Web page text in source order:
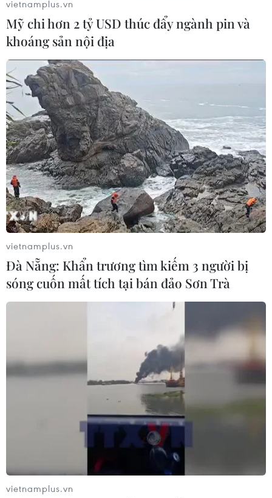
#vật tư y tế #thiếu thuốc
#bệnh viện công
#kiến nghị của cử tri
An Giang Tây Ninh
Theo dõi VietnamPlus
TIN LIÊN QUAN
vietnamplus.vn
Mỹ chi hơn 2 tỷ USD thúc đẩy ngành pin và
khoáng sản nội địa
vietnamplus.vn
Đà Nẵng: Khẩn trương tìm kiếm 3 người bị
sóng cuốn mất tích tại bán đảo Sơn Trà
vietnamplus.vn